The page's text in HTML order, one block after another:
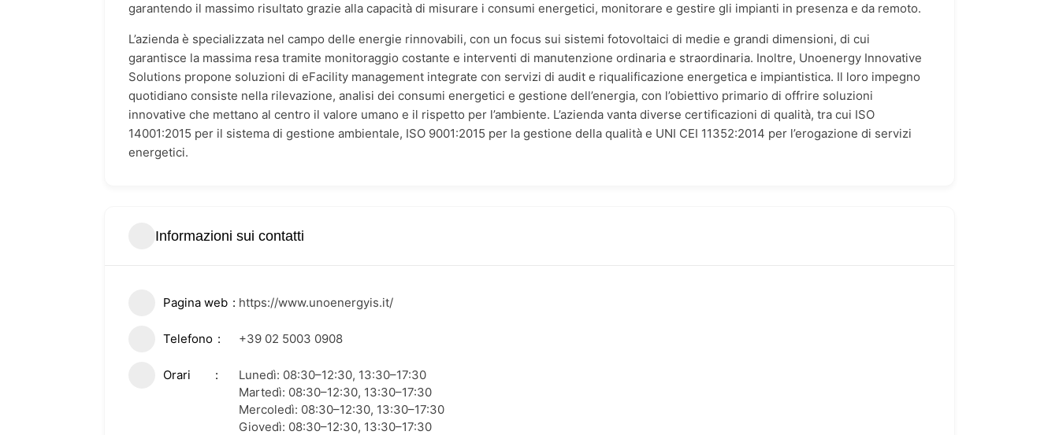
garantendo il massimo risultato grazie alla capacità di misurare i consumi energetici, monitorare e gestire gli impianti in presenza e da remoto.
L’azienda è specializzata nel campo delle energie rinnovabili, con un focus sui sistemi fotovoltaici di medie e grandi dimensioni, di cui
garantisce la massima resa tramite monitoraggio costante e interventi di manutenzione ordinaria e straordinaria. Inoltre, Unoenergy Innovative
Solutions propone soluzioni di eFacility management integrate con servizi di audit e riqualificazione energetica e impiantistica. Il loro impegno
quotidiano consiste nella rilevazione, analisi dei consumi energetici e gestione dell’energia, con l’obiettivo primario di offrire soluzioni
innovative che mettano al centro il valore umano e il rispetto per l’ambiente. L’azienda vanta diverse certificazioni di qualità, tra cui ISO
14001:2015 per il sistema di gestione ambientale, ISO 9001:2015 per la gestione della qualità e UNI CEI 11352:2014 per l’erogazione di servizi
energetici.
Informazioni sui contatti
Pagina web https://www.unoenergyis.it/
Telefono +39 02 5003 0908
Orari
Lunedì: 08:30–12:30, 13:30–17:30
Martedì: 08:30–12:30, 13:30–17:30
Mercoledì: 08:30–12:30, 13:30–17:30
Giovedì: 08:30–12:30, 13:30–17:30